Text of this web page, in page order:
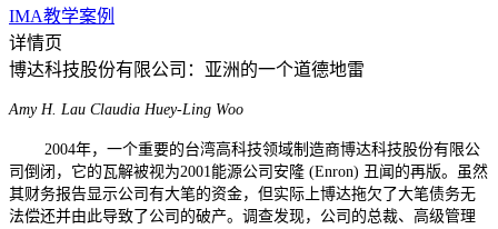
IMA教学案例
详情页
博达科技股份有限公司：亚洲的一个道德地雷
Amy H. Lau Claudia Huey-Ling Woo
2004年，一个重要的台湾高科技领域制造商博达科技股份有限公
司倒闭，它的瓦解被视为2001能源公司安隆 (Enron) 丑闻的再版。虽然
其财务报告显示公司有大笔的资金，但实际上博达拖欠了大笔债务无
法偿还并由此导致了公司的破产。调查发现，公司的总裁、高级管理